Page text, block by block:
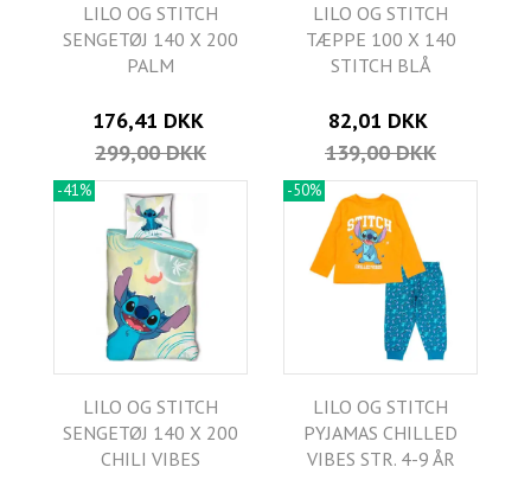
LILO OG STITCH
SENGETØJ 140 X 200
PALM
176,41 DKK
299,00 DKK
LILO OG STITCH
TÆPPE 100 X 140
STITCH BLÅ
82,01 DKK
139,00 DKK
-41%
LILO OG STITCH
SENGETØJ 140 X 200
CHILI VIBES
-50%
LILO OG STITCH
PYJAMAS CHILLED
VIBES STR. 4-9 ÅR